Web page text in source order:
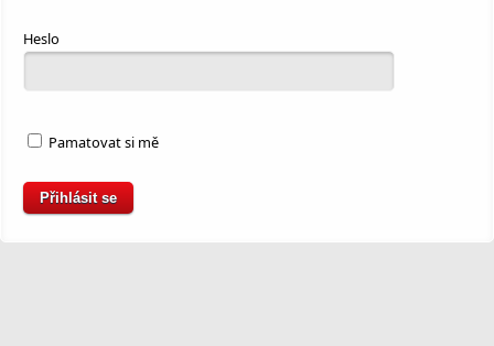
Heslo
Pamatovat si mě